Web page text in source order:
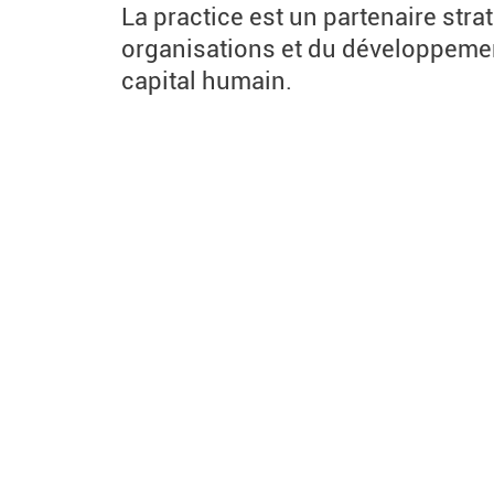
La practice est un partenaire
organisations et du
capital humain.